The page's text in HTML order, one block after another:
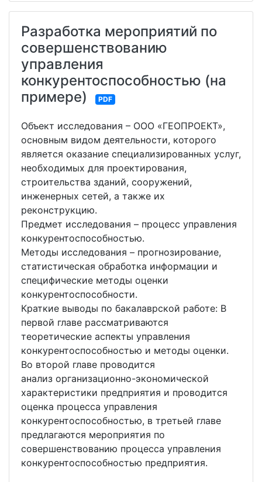
Разработка мероприятий по
совершенствованию
управления
конкурентоспособностью (на
примере)
PDF
Объект исследования – ООО «ГЕОПРОЕКТ»,
основным видом деятельности, которого
является оказание специализированных услуг,
необходимых для проектирования,
строительства зданий, сооружений,
инженерных сетей, а также их
реконструкцию.
Предмет исследования – процесс управления
конкурентоспособностью.
Методы исследования – прогнозирование,
статистическая обработка информации и
специфические методы оценки
конкурентоспособности.
Краткие выводы по бакалаврской работе: В
первой главе рассматриваются
теоретические аспекты управления
конкурентоспособностью и методы оценки.
Во второй главе проводится
анализ организационно-экономической
характеристики предприятия и проводится
оценка процесса управления
конкурентоспособностью, в третьей главе
предлагаются мероприятия по
совершенствованию процесса управления
конкурентоспособностью предприятия.